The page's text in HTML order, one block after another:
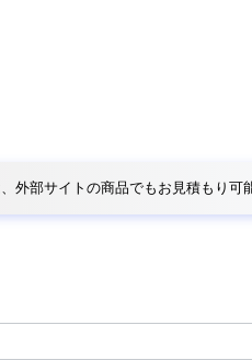
外部サイトの商品でもお見積もり可